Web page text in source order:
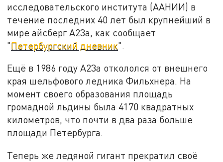
исследовательского института (ААНИИ) в
течение последних 40 лет был крупнейший в
мире айсберг А23а, как сообщает
"Петербургский дневник".
Ещё в 1986 году А23а откололся от внешнего
края шельфового ледника Фильхнера. На
момент своего образования площадь
громадной льдины была 4170 квадратных
километров, что почти в два раза больше
площади Петербурга.
Теперь же ледяной гигант прекратил своё